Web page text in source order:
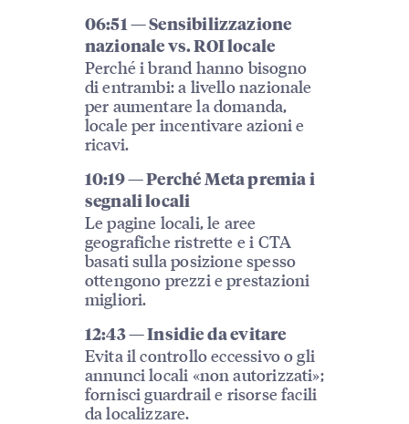
06:51 — Sensibilizzazione
nazionale vs. ROI locale
Perché i brand hanno bisogno
di entrambi: a livello nazionale
per aumentare la domanda,
locale per incentivare azioni e
ricavi.
10:19 — Perché Meta premia i
segnali locali
Le pagine locali, le aree
geografiche ristrette e i CTA
basati sulla posizione spesso
ottengono prezzi e prestazioni
migliori.
12:43 — Insidie da evitare
Evita il controllo eccessivo o gli
annunci locali «non autorizzati»;
fornisci guardrail e risorse facili
da localizzare.